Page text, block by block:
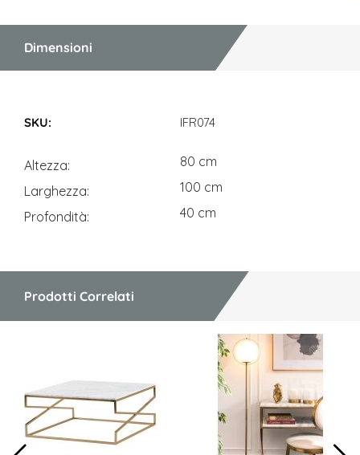
Dimensioni
IFR074
Altezza
80 cm
Larghezza
100 cm
Profondità
40 cm
Prodotti Correlati